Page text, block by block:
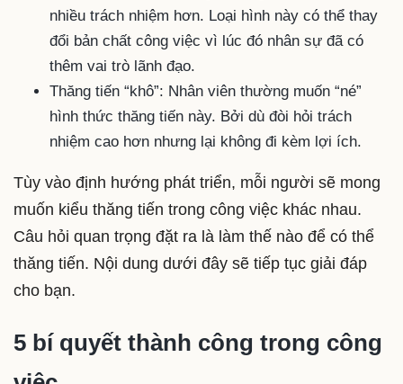
nhiều trách nhiệm hơn. Loại hình này có thể thay
đổi bản chất công việc vì lúc đó nhân sự đã có
thêm vai trò lãnh đạo.
Thăng tiến “khô”: Nhân viên thường muốn “né”
hình thức thăng tiến này. Bởi dù đòi hỏi trách
nhiệm cao hơn nhưng lại không đi kèm lợi ích.
Tùy vào định hướng phát triển, mỗi người sẽ mong
muốn kiểu thăng tiến trong công việc khác nhau.
Câu hỏi quan trọng đặt ra là làm thế nào để có thể
thăng tiến. Nội dung dưới đây sẽ tiếp tục giải đáp
cho bạn.
5 bí quyết thành công trong công